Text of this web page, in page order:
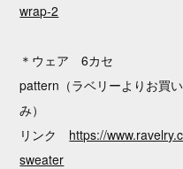
wrap-2
＊ウェア 6カセ
pattern（ラベリーよりお買
み）
リンク https://
sweater